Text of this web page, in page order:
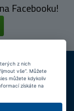
na Facebooku!
PRODEJNY
více než 10 let
z nich
vše“. Můžete
můžete kdykoliv
získáte na